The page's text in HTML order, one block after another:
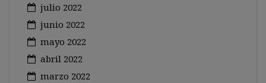
julio 2022
junio 2022
mayo 2022
abril 2022
marzo 2022